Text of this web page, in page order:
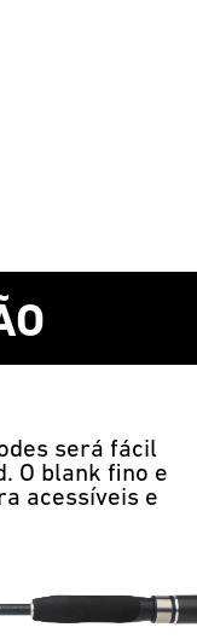
será fácil
O blank fino e
acessíveis e